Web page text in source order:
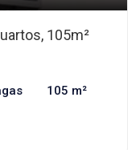
105m²
105 m²